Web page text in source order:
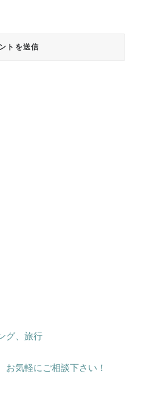
グ、旅行
お気軽にご相談下さい！